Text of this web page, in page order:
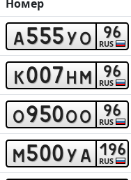
Номер
a555yo 96
RUS
k007hm 96
RUS
o950oo 96
RUS
m500y a 196
RUS